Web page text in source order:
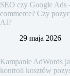
SEO czy Google Ads
commerce? Czy
AI?
29 maja 2026
Kampanie AdWords
kontroli kosztów